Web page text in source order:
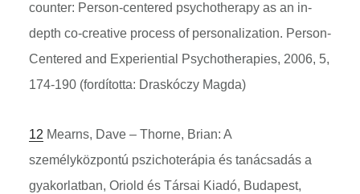
counter: Person-centered psychotherapy as an in-
depth co-creative process of personalization. Person-
Centered and Experiential Psychotherapies, 2006, 5,
174-190 (fordította: Draskóczy Magda)
12 Mearns, Dave – Thorne, Brian: A
személyközpontú pszichoterápia és tanácsadás a
gyakorlatban, Oriold és Társai Kiadó, Budapest,